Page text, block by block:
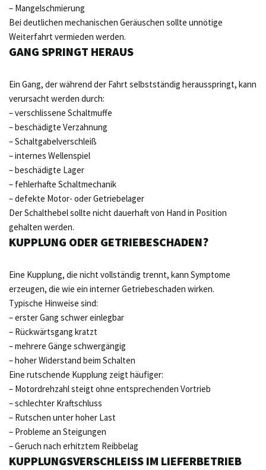
– Mangelschmierung
Bei deutlichen mechanischen Geräuschen sollte unnötige
Weiterfahrt vermieden werden.
GANG SPRINGT HERAUS
Ein Gang, der während der Fahrt selbstständig herausspringt, kann
verursacht werden durch:
– verschlissene Schaltmuffe
– beschädigte Verzahnung
– Schaltgabelverschleiß
– internes Wellenspiel
– beschädigte Lager
– fehlerhafte Schaltmechanik
– defekte Motor- oder Getriebelager
Der Schalthebel sollte nicht dauerhaft von Hand in Position
gehalten werden.
KUPPLUNG ODER GETRIEBESCHADEN?
Eine Kupplung, die nicht vollständig trennt, kann Symptome
erzeugen, die wie ein interner Getriebeschaden wirken.
Typische Hinweise sind:
– erster Gang schwer einlegbar
– Rückwärtsgang kratzt
– mehrere Gänge schwergängig
– hoher Widerstand beim Schalten
Eine rutschende Kupplung zeigt häufiger:
– Motordrehzahl steigt ohne entsprechenden Vortrieb
– schlechter Kraftschluss
– Rutschen unter hoher Last
– Probleme an Steigungen
– Geruch nach erhitztem Reibbelag
KUPPLUNGSVERSCHLEISS IM LIEFERBETRIEB